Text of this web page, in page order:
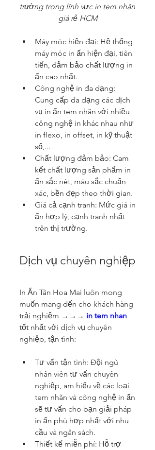
trường trong lĩnh vực in tem nhãn
giá rẻ HCM
Máy móc hiện đại: Hệ thống
máy móc in ấn hiện đại, tiên
tiến, đảm bảo chất lượng in
ấn cao nhất.
Công nghệ in đa dạng:
Cung cấp đa dạng các dịch
vụ in ấn tem nhãn với nhiều
công nghệ in khác nhau như
in flexo, in offset, in kỹ thuật
số,...
Chất lượng đảm bảo: Cam
kết chất lượng sản phẩm in
ấn sắc nét, màu sắc chuẩn
xác, bền đẹp theo thời gian.
Giá cả cạnh tranh: Mức giá in
ấn hợp lý, cạnh tranh nhất
trên thị trường.
Dịch vụ chuyên nghiệp
In Ấn Tân Hoa Mai luôn mong
muốn mang đến cho khách hàng
trải nghiệm →→→ in tem nhan
tốt nhất với dịch vụ chuyên
nghiệp, tận tình:
Tư vấn tận tình: Đội ngũ
nhân viên tư vấn chuyên
nghiệp, am hiểu về các loại
tem nhãn và công nghệ in ấn
sẽ tư vấn cho bạn giải pháp
in ấn phù hợp nhất với nhu
cầu và ngân sách.
Thiết kế miễn phí: Hỗ trợ